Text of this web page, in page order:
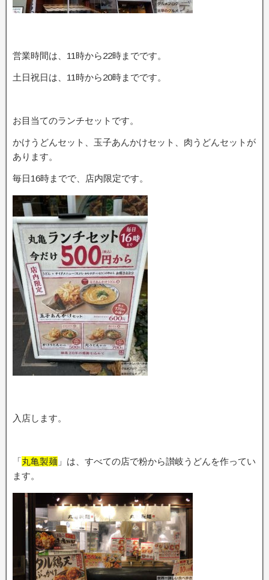
営業時間は、11時から22時までです。
土日祝日は、11時から20時までです。
お目当てのランチセットです。
かけうどんセット、玉子あんかけセット、肉うどんセットが
あります。
毎日16時までで、店内限定です。
入店します。
「丸亀製麺 」は、すべての店で粉から讃岐うどんを作ってい
ます。